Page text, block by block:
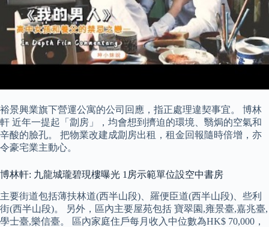
裕景興業旗下營運公寓的公司回應，指正處理違契事宜。 博林
軒 近年一提起「劏房」，均會想到擠迫的環境、翳焗的空氣和
辛酸的臉孔。 把物業改建成劏房出租，租金回報隨時倍增，亦
令豪宅業主動心。
博林軒: 九龍城瓏碧現樓曝光 1房示範單位設空中書房
主要街道包括薄扶林道(西半山段)、羅便臣道(西半山段)、些利
街(西半山段)。 另外，區內主要屋苑包括 寶翠園,雍景臺,嘉兆臺,
學士臺,樂信臺。 區內家庭住戶每月收入中位數為HK$ 70,000，